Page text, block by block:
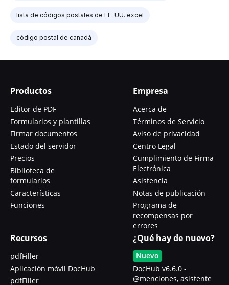
lista de códigos postales de EE. UU. excel
código postal de canadá
Productos
Editor de PDF
Formularios y plantillas
Firmar documentos
Estado del servidor
Precios
Biblioteca de
formularios
Características
Funciones
Empresa
Acerca de
Términos de Servicio
Aviso de privacidad
Centro Legal
Cumplimiento de Firma
Electrónica
Asistencia
Notas de publicación
Programa de
recompensas por
errores
Recursos
pdfFiller
Aplicación móvil DocHub
pdfFiller
¿Qué hay de nuevo?
Nuevo
DocHub v6.6.0 -
@menciones, asistente